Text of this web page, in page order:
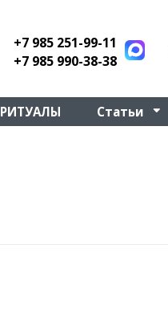
+7 985 251-99-11
+7 985 990-38-38
РИТУАЛЫ Статьи